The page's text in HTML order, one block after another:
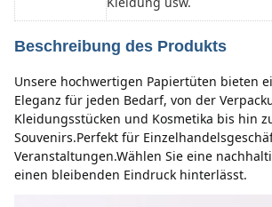
Beschreibung des Produkts
Unsere hochwertigen Papiertüten bieten
Eleganz für jeden Bedarf, von der
Kleidungsstücken und Kosmetika bis hin
Souvenirs.Perfekt für
Veranstaltungen.Wählen Sie eine
einen bleibenden Eindruck hinterlässt.